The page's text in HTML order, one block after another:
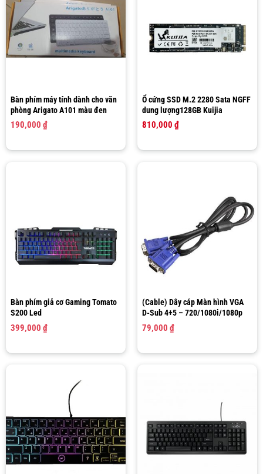
Bàn phím máy tính dành cho văn
phòng Arigato A101 màu đen
190,000 ₫
Ổ cứng SSD M.2 2280 Sata NGFF
dung lượng128GB Kuijia
810,000 ₫
Bàn phím giả cơ Gaming Tomato
S200 Led
399,000 ₫
(Cable) Dây cáp Màn hình VGA
D-Sub 4+5 – 720/1080i/1080p
79,000 ₫